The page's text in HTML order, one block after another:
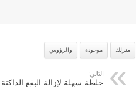
منزلك موجودة والرؤوس
التالي:
خلطة سهلة لإزالة البقع